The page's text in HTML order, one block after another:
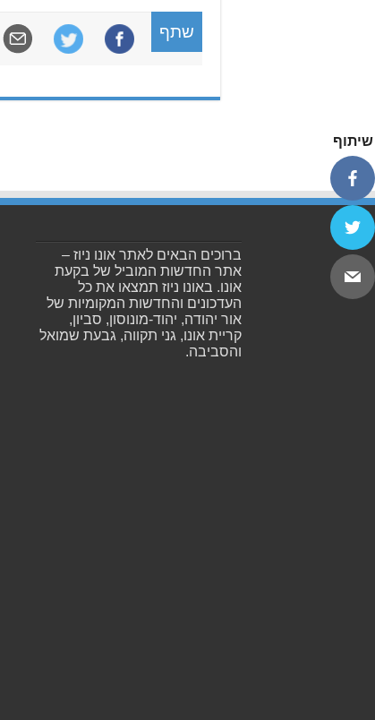
שתף
ברוכים הבאים לאתר אונו ניוז –
אתר החדשות המוביל של בקעת
אונו. באונו ניוז תמצאו את כל
העדכונים והחדשות המקומיות של
אור יהודה, יהוד-מונוסון, סביון,
קריית אונו, גני תקווה, גבעת שמואל
והסביבה.
שיתוף